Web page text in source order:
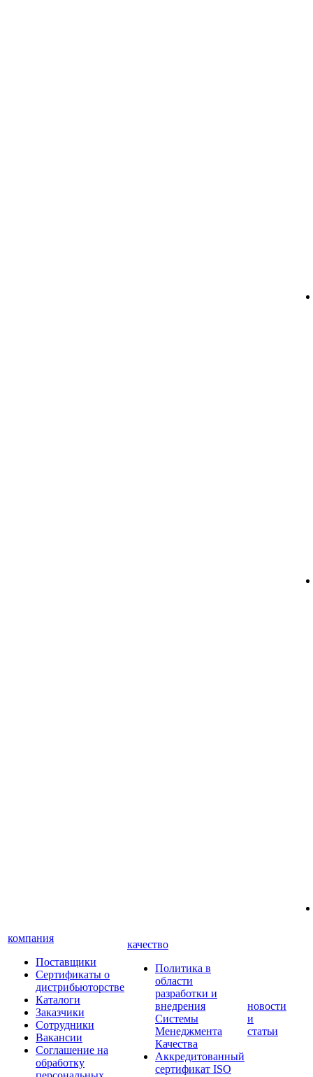
компания
Поставщики
Сертификаты о
дистрибьюторстве
Каталоги
Заказчики
Сотрудники
Вакансии
Соглашение на
обработку
качество
Политика в
области
разработки и
внедрения
Системы
Менеджмента
Качества
Аккредитованный
сертификат ISO
новости
и
статьи